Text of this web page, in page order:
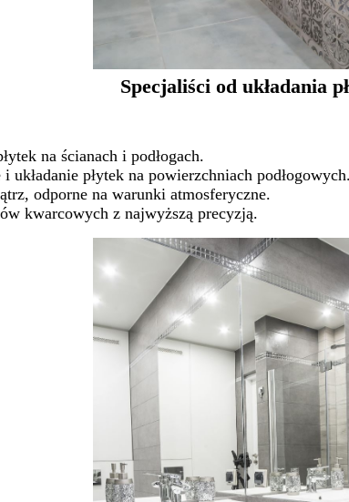
Specjaliści od układania
na ścianach i podłogach.
układanie płytek na powierzchniach podłogowych.
odporne na warunki atmosferyczne.
kwarcowych z najwyższą precyzją.